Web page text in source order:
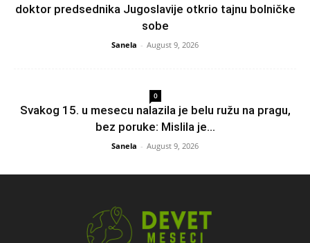
doktor predsednika Jugoslavije otkrio tajnu bolničke
sobe
Sanela - August 9, 2026
0
Svakog 15. u mesecu nalazila je belu ružu na pragu,
bez poruke: Mislila je...
Sanela - August 9, 2026